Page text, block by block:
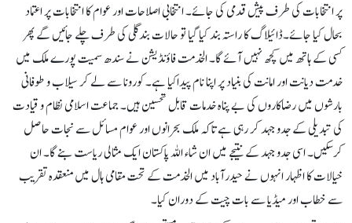
پر انتخابات کی طرف پیش قدمی کی جائے۔ انتخابی اصلاحات اور عوام کا انتخابات پر اعتماد
بحال کیا جائے۔ڈائیلاگ کا راستہ بند کیا گیا تو حالات بندگلی کی طرف چلے جائیں گے پھر
کسی کے ہاتھ میں کچھ نہیں آئے گا۔ الخدمت فاؤنڈیشن نے سندھ سمیت پورے ملک میں
خدمت دیانت اور امانت کی بنیاد پر اپنا نام پیداکیا ہے۔ کورونا سے لے کر سیلاب و طوفانی
بارشوں میں رضاکاروں کی بے پناہ خدمات قابل تحسین ہیں۔ جماعت اسلامی نظام و قیادت
کی تبدیلی کے جدو جہد کر رہی ہے تاکہ ملک بحرانوں اور عوام مسائل سے نجات حاصل
کرسکیں۔ اسی جدو جہد کے نتیجے میں ان شاء اللہ پاکستان ایک مثالی ریاست بنے گا۔ ان
خیالات کا اظہار انہوں نے حیدرآباد میں الخدمت کے تحت مقامی ہال میں منعقدہ تقریب
سے خطاب اور میڈیا سے بات چیت کے دوران کیا۔